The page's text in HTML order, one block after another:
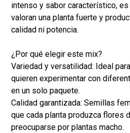
intenso y sabor característico,
valoran una planta fuerte y
calidad ni potencia.
¿Por qué elegir este mix?
Variedad y versatilidad: Ideal
quieren experimentar con
en un solo paquete.
Calidad garantizada: Semillas
que cada planta produzca flores
preocuparse por plantas macho.